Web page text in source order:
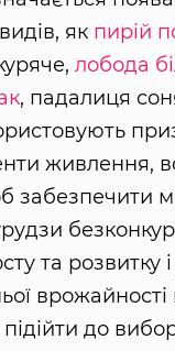
як пирій
лобода
, падалиця
живлення,
забезпечити
та розвитку
врожайності
до